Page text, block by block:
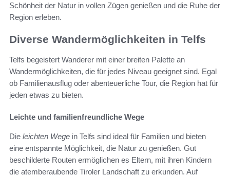
Schönheit der Natur in vollen Zügen genießen und die Ruhe der
Region erleben.
Diverse Wandermöglichkeiten in Telfs
Telfs begeistert Wanderer mit einer breiten Palette an
Wandermöglichkeiten, die für jedes Niveau geeignet sind. Egal
ob Familienausflug oder abenteuerliche Tour, die Region hat für
jeden etwas zu bieten.
Leichte und familienfreundliche Wege
Die leichten Wege in Telfs sind ideal für Familien und bieten
eine entspannte Möglichkeit, die Natur zu genießen. Gut
beschilderte Routen ermöglichen es Eltern, mit ihren Kindern
die atemberaubende Tiroler Landschaft zu erkunden. Auf